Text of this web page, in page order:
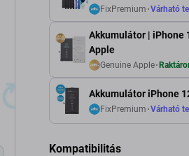
FixPremium Várható
Akkumulátor | iPhone
Apple
Genuine Apple
Akkumulátor iPhone
FixPremium Várható
Kompatibilitás